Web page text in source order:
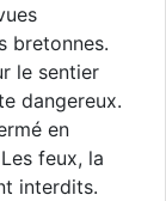
bretonnes.
le sentier
dangereux.
en
feux, la
interdits.